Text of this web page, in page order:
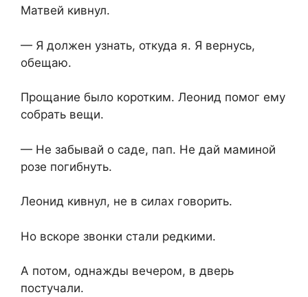
Матвей кивнул.
— Я должен узнать, откуда я. Я вернусь,
обещаю.
Прощание было коротким. Леонид помог ему
собрать вещи.
— Не забывай о саде, пап. Не дай маминой
розе погибнуть.
Леонид кивнул, не в силах говорить.
Но вскоре звонки стали редкими.
А потом, однажды вечером, в дверь
постучали.